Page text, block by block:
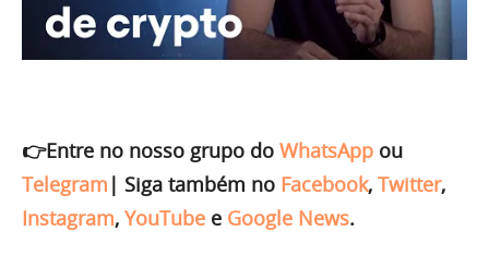
👉Entre no nosso grupo do WhatsApp ou
Telegram | Siga também no Facebook, Twitter,
Instagram, YouTube e Google News.